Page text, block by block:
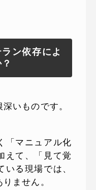
ン依存によ
いものです。
「マニュアル化
えて、「見て覚
いる現場では、
ません。